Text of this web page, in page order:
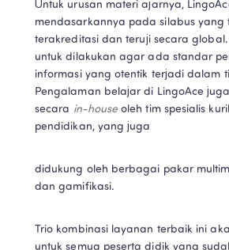
Untuk urusan materi ajarnya,
mendasarkannya pada silabus yang
terakreditasi dan teruji secara
untuk dilakukan agar ada standar
informasi yang otentik terjadi dalam
Pengalaman belajar di LingoAce
secara in-house oleh tim spesialis
pendidikan, yang juga
didukung oleh berbagai pakar
dan gamifikasi.
Trio kombinasi layanan terbaik ini
untuk semua peserta didik yang